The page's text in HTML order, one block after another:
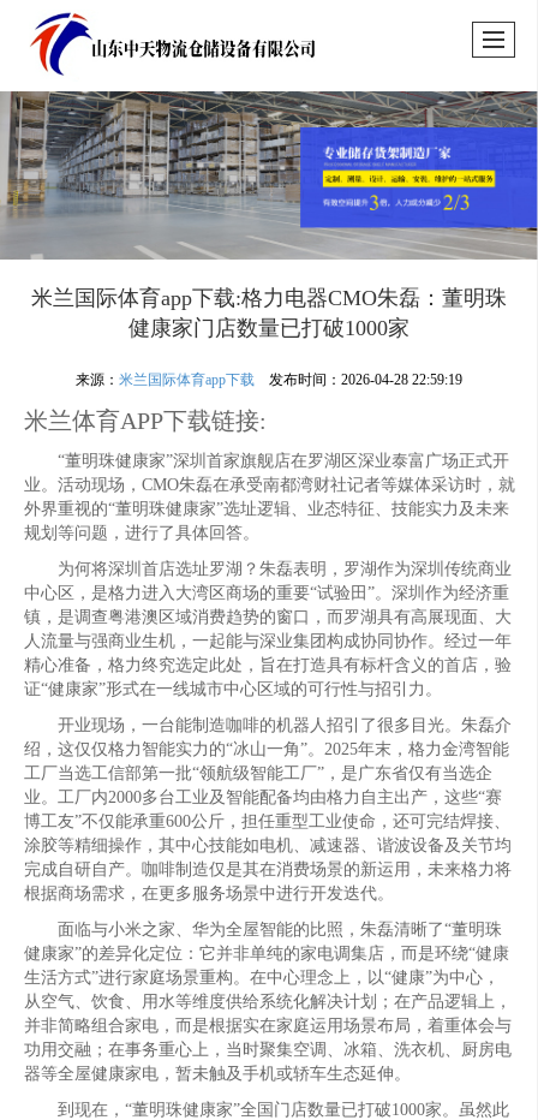
米兰国际体育app下载:格力电器CMO朱磊：董明珠
健康家门店数量已打破1000家
来源：米兰国际体育app下载 发布时间：2026-04-28 22:59:19
米兰体育APP下载链接:
“董明珠健康家”深圳首家旗舰店在罗湖区深业泰富广场正式开
业。活动现场，CMO朱磊在承受南都湾财社记者等媒体采访时，就
外界重视的“董明珠健康家”选址逻辑、业态特征、技能实力及未来
规划等问题，进行了具体回答。
为何将深圳首店选址罗湖？朱磊表明，罗湖作为深圳传统商业
中心区，是格力进入大湾区商场的重要“试验田”。深圳作为经济重
镇，是调查粤港澳区域消费趋势的窗口，而罗湖具有高展现面、大
人流量与强商业生机，一起能与深业集团构成协同协作。经过一年
精心准备，格力终究选定此处，旨在打造具有标杆含义的首店，验
证“健康家”形式在一线城市中心区域的可行性与招引力。
开业现场，一台能制造咖啡的机器人招引了很多目光。朱磊介
绍，这仅仅格力智能实力的“冰山一角”。2025年末，格力金湾智能
工厂当选工信部第一批“领航级智能工厂”，是广东省仅有当选企
业。工厂内2000多台工业及智能配备均由格力自主出产，这些“赛
博工友”不仅能承重600公斤，担任重型工业使命，还可完结焊接、
涂胶等精细操作，其中心技能如电机、减速器、谐波设备及关节均
完成自研自产。咖啡制造仅是其在消费场景的新运用，未来格力将
根据商场需求，在更多服务场景中进行开发迭代。
面临与小米之家、华为全屋智能的比照，朱磊清晰了“董明珠
健康家”的差异化定位：它并非单纯的家电调集店，而是环绕“健康
生活方式”进行家庭场景重构。在中心理念上，以“健康”为中心，
从空气、饮食、用水等维度供给系统化解决计划；在产品逻辑上，
并非简略组合家电，而是根据实在家庭运用场景布局，着重体会与
功用交融；在事务重心上，当时聚集空调、冰箱、洗衣机、厨房电
器等全屋健康家电，暂未触及手机或轿车生态延伸。
到现在，“董明珠健康家”全国门店数量已打破1000家。虽然此